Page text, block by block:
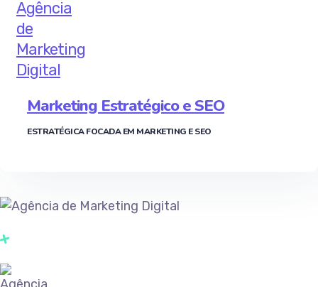
Marketing Estratégico e SEO
ESTRATÉGICA FOCADA EM MARKETING E SEO